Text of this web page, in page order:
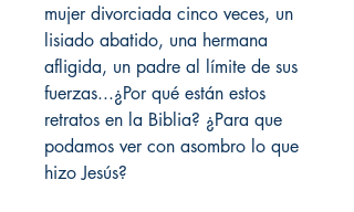
mujer divorciada cinco veces, un
lisiado abatido, una hermana
afligida, un padre al límite de sus
fuerzas...¿Por qué están estos
retratos en la Biblia? ¿Para que
podamos ver con asombro lo que
hizo Jesús?